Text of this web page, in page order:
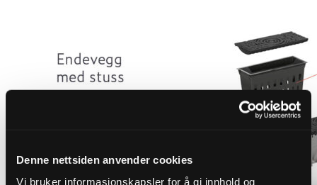
Denne nettsiden anvender cookies
Vi bruker informasjonskapsler for å gi innhold og